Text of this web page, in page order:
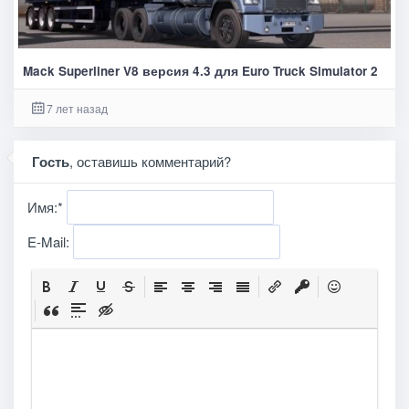
Mack Superliner V8 версия 4.3 для Euro Truck Simulator 2
7 лет назад
Гость, оставишь комментарий?
Имя:*
E-Mail: